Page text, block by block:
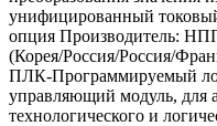
унифицированный
опция Производитель:
(Корея/Россия/Россия/
ПЛК-Программируемый
управляющий модуль, для
технологического и